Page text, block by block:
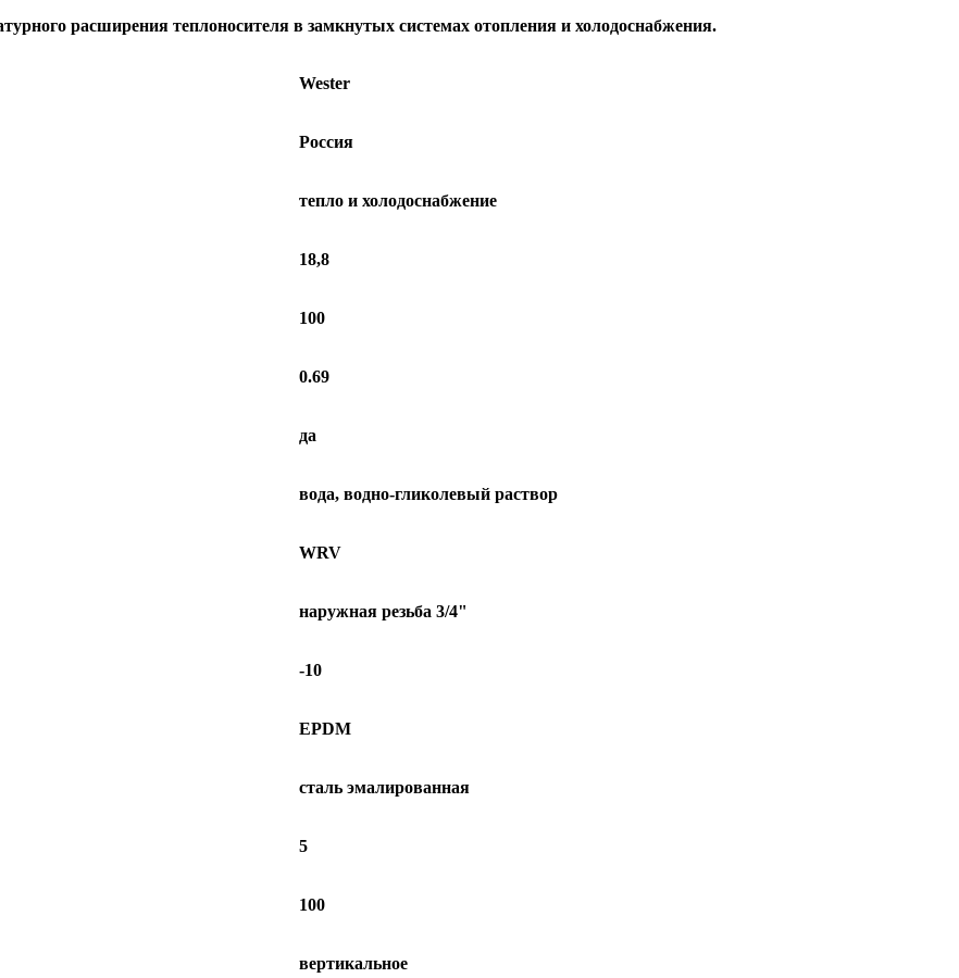
расширения теплоносителя в замкнутых системах отопления и холодоснабжения.
Wester
Россия
тепло и холодоснабжение
18,8
100
0.69
да
вода, водно-гликолевый раствор
WRV
наружная резьба 3/4"
-10
EPDM
сталь эмалированная
5
100
вертикальное